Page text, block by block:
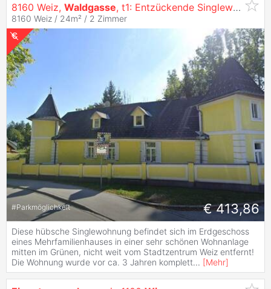
8160 Weiz, Waldgasse, t1: Entzückende Singlewohnung mit Ca. 24,10M² Wfl.
8160 Weiz / 24m² / 2 Zimmer
#Parkmöglichkeit € 413,86
Diese hübsche Singlewohnung befindet sich im Erdgeschoss
eines Mehrfamilienhauses in einer sehr schönen Wohnanlage
mitten im Grünen, nicht weit vom Stadtzentrum Weiz entfernt!
Die Wohnung wurde vor ca. 3 Jahren komplett... [Mehr]